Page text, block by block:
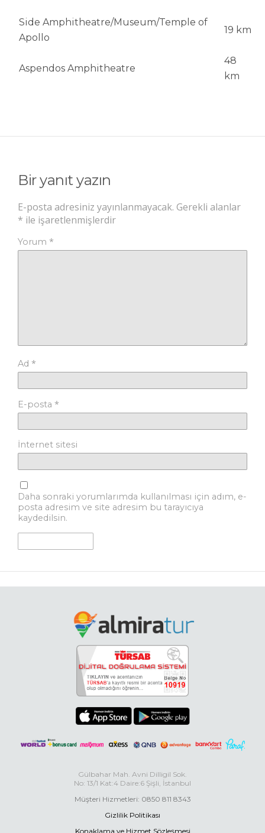
Side Amphitheatre/Museum/Temple of
Apollo
19 km
Aspendos Amphitheatre
48
km
Bir yanıt yazın
E-posta adresiniz yayınlanmayacak. Gerekli alanlar
* ile işaretlenmişlerdir
Yorum *
Ad *
E-posta *
İnternet sitesi
Daha sonraki yorumlarımda kullanılması için adım, e-
posta adresim ve site adresim bu tarayıcıya
kaydedilsin.
Gülbahar Mah. Avni Dilligil Sok.
No: 13/1 Kat:4 Daire:6 Şişli, İstanbul
Müşteri Hizmetleri: 0850 811 8343
Gizlilik Politikası
Konaklama ve Hizmet Sözleşmesi